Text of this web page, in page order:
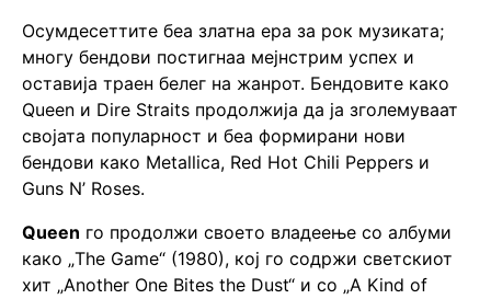
Осумдесеттите беа златна ера за рок музиката;
многу бендови постигнаа мејнстрим успех и
оставија траен белег на жанрот. Бендовите како
Queen и Dire Straits продолжија да ја зголемуваат
својата популарност и беа формирани нови
бендови како Metallica, Red Hot Chili Peppers и
Guns N’ Roses.
Queen го продолжи своето владеење со албуми
како „The Game“ (1980), кој го содржи светскиот
хит „Another One Bites the Dust“ и со „A Kind of